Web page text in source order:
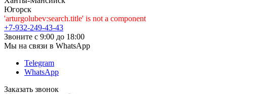
Югорск
'arturgolubev:search.title' is not a component
+7-932-249-43-43
Звоните с 9:00 до 18:00
Мы на связи в WhatsApp
Telegram
WhatsApp
Заказать звонок